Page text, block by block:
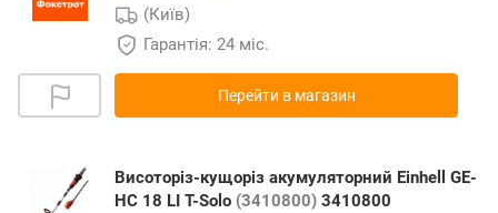
(Київ)
Гарантія: 24 міс.
Перейти в магазин
Висоторіз-кущоріз акумуляторний Einhell GE-
HC 18 LI T-Solo (3410800) 3410800